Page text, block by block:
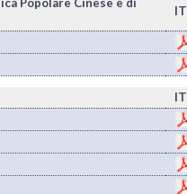
IT
IT